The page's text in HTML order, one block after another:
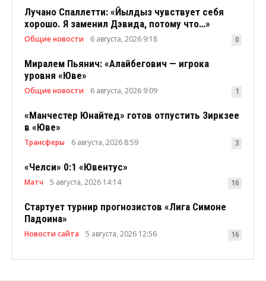
Лучано Спаллетти: «Йылдыз чувствует себя
хорошо. Я заменил Дэвида, потому что…»
Общие новости 6 августа, 2026 9:18 0
Миралем Пьянич: «Алайбегович — игрока
уровня «Юве»
Общие новости 6 августа, 2026 9:09 1
«Манчестер Юнайтед» готов отпустить Зиркзее
в «Юве»
Трансферы 6 августа, 2026 8:59 3
«Челси» 0:1 «Ювентус»
Матч 5 августа, 2026 14:14 16
Стартует турнир прогнозистов «Лига Симоне
Падоина»
Новости сайта 5 августа, 2026 12:56 16